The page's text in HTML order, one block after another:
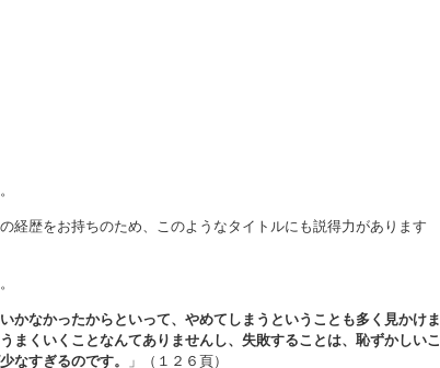
歴をお持ちのため、このようなタイトルにも説得力があります
かなかったからといって、やめてしまうということも多く見かけま
まくいくことなんてありませんし、失敗することは、恥ずかしいこ
なすぎるのです。
」（１２６頁）